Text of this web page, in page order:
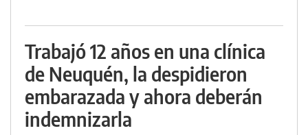
Trabajó 12 años en una clínica
de Neuquén, la despidieron
embarazada y ahora deberán
indemnizarla